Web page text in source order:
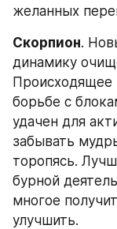
желанных
Скорпион.
динамику
борьбе с
удачен для
забывать
торопясь.
бурной
многое
улучшить.